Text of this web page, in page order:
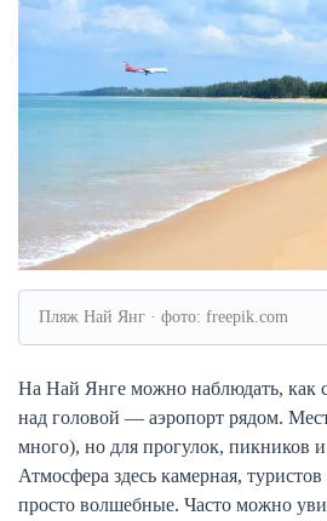
Пляж Най Янг · фото: freepik.com
На Най Янге можно наблюдать, как
над головой — аэропорт рядом.
много), но для прогулок, пикников
Атмосфера здесь камерная,
просто волшебные. Часто можно